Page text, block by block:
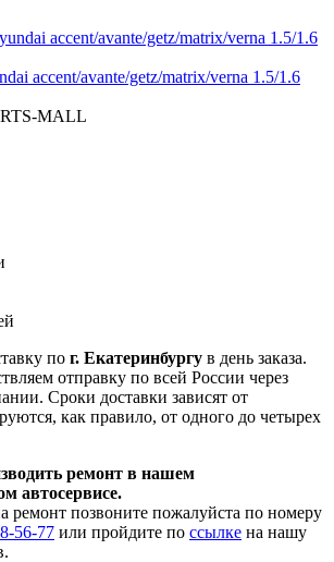
accent/avante/getz/matrix/verna 1.5/1.6
MALL
по г. Екатеринбургу в день заказа.
отправку по всей России через
Сроки доставки зависят от
как правило, от одного до четырех
ремонт в нашем
автосервисе.
ремонт позвоните пожалуйста по номеру
56-77 или пройдите по ссылке на нашу